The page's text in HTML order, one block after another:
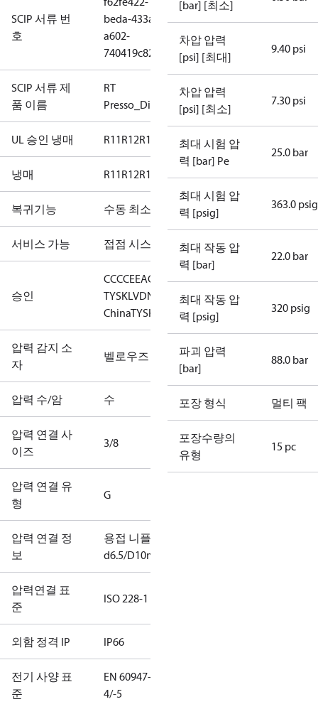
SCIP 서류 번
호
beda-433a-
a602-
740419c82c06
SCIP 서류 제
품 이름
RT
Presso_Diff.Presso
UL 승인 냉매 R11R12R123 R124R134aR22R404A
냉매 R11R12R123 R124R134aR22R404AR407A
복귀기능 수동 최소
서비스 가능 접점 시스템
승인
CCCCEEAC
LLC CDC EURO-
TYSKLVDNKK RINARMRSRoHS
ChinaTYSK
압력 감지 소
자
벨로우즈
압력 수/암 수
압력 연결 사
이즈
3/8
압력 연결 유
형
G
압력 연결 정
보
용접 니플
d6.5/D10mm
압력연결 표
준
ISO 228-1
외함 정격 IP IP66
전기 사양 표
준
EN 60947-
4/-5
[bar] [최소]
차압 압력
[psi] [최대]
9.40 psi
차압 압력
[psi] [최소]
7.30 psi
최대 시험 압
력 [bar] Pe
25.0 bar
최대 시험 압
력 [psig]
363.0 psig
최대 작동 압
력 [bar]
22.0 bar
최대 작동 압
력 [psig]
320 psig
파괴 압력
[bar]
88.0 bar
포장 형식 멀티 팩
포장수량의
유형
15 pc